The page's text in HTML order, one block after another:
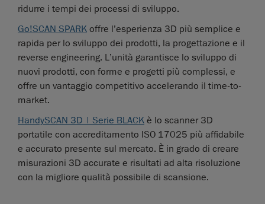
ridurre i tempi dei processi di sviluppo.
Go!SCAN SPARK offre l’esperienza 3D più semplice e
rapida per lo sviluppo dei prodotti, la progettazione e il
reverse engineering. L’unità garantisce lo sviluppo di
nuovi prodotti, con forme e progetti più complessi, e
offre un vantaggio competitivo accelerando il time-to-
market.
HandySCAN 3D | Serie BLACK è lo scanner 3D
portatile con accreditamento ISO 17025 più affidabile
e accurato presente sul mercato. È in grado di creare
misurazioni 3D accurate e risultati ad alta risoluzione
con la migliore qualità possibile di scansione.